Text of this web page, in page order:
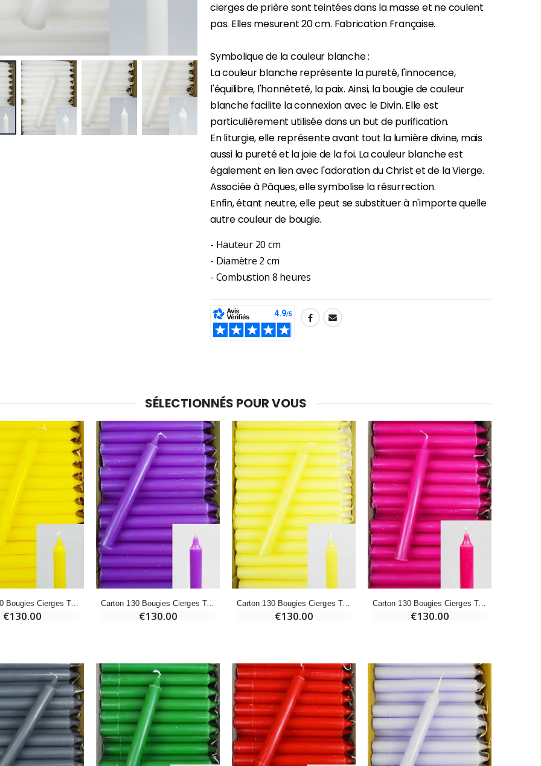
Déposez votre Neuvaine à Lourdes
€9.60
Bonbons Pastilles Menthe à l'Eau de Lourdes - 130g
€7.90
€5.50 €4.95
€78.00 €58.50
Huile d'Onction
€9.90
Statue Vierge Miraculeuse Lumineuse
€21.90
Encens d'Eglise Pontifical 250g
€12.90
Médaille Miraculeuse Or 9 Carats - 10 mm
€130.00
Chapelet de Lourdes en Bois
€5.00
-20%
Déposez votre Neuvaine à Lourdes
€12.00 €9.60
Bonbons Pastilles Menthe à l'Eau de Lourdes - 130g
€7.90
Bougie de Neuvaine Contre le Mal - Saint Michel
€5.50 €4.95
€78.00 €58.50
Huile d'Onction
€9.90
cierges de prière sont teintées dans la masse et ne coulent
pas. Elles mesurent 20 cm. Fabrication Française.
Symbolique de la couleur blanche :
La couleur blanche représente la pureté, l'innocence,
l'équilibre, l'honnêteté, la paix. Ainsi, la bougie de couleur
blanche facilite la connexion avec le Divin. Elle est
particulièrement utilisée dans un but de purification.
En liturgie, elle représente avant tout la lumière divine, mais
aussi la pureté et la joie de la foi. La couleur blanche est
également en lien avec l'adoration du Christ et de la Vierge.
Associée à Pâques, elle symbolise la résurrection.
Enfin, étant neutre, elle peut se substituer à n'importe quelle
autre couleur de bougie.
- Hauteur 20 cm
- Diamètre 2 cm
- Combustion 8 heures
SHARE:
SÉLECTIONNÉS POUR VOUS
Carton 130 Bougies Cierges Teintées Masse Jaune
€130.00
Carton 130 Bougies Cierges Teintées Masse Violettes
€130.00
Carton 130 Bougies Cierges Teintées Masse Ivoire
€130.00
Carton 130 Bougies Cierges Teintées Masse Rose
€130.00